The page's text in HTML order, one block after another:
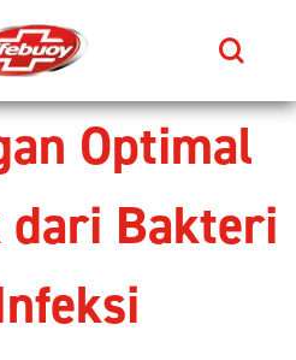
Search
Optimal
Bakteri